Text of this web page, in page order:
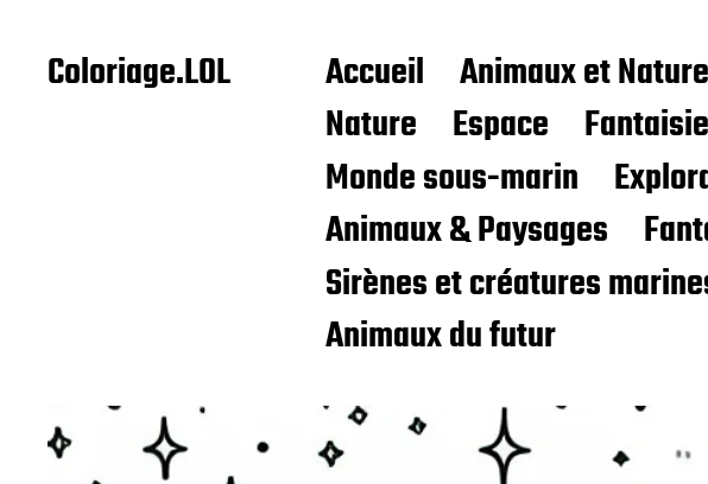
Coloriage.LOL Accueil Animaux et Nature
Nature
Espace Fantaisie
Monde sous-marin
Animaux & Paysages
Sirènes et créatures
Animaux du futur